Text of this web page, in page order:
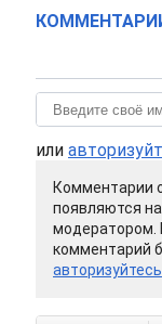
или
Комментарии
появляются
модератором.
комментарий
авторизуйтесь